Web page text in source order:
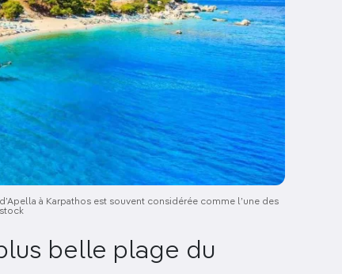
à Karpathos est souvent considérée comme l’une des
belle plage du